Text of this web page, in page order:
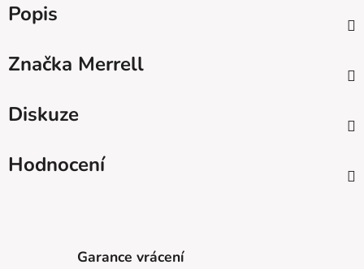
Popis
Značka Merrell
Diskuze
Hodnocení
Garance vrácení